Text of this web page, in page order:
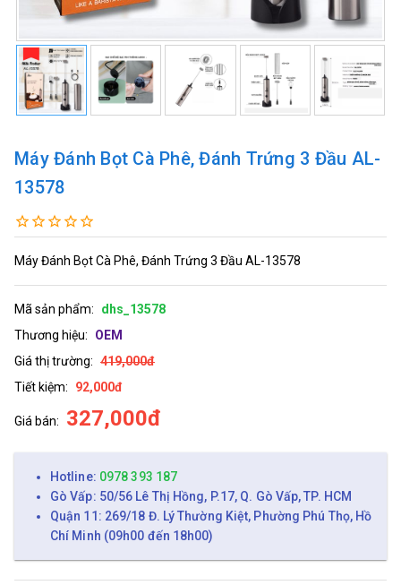
Máy Đánh Bọt Cà Phê, Đánh Trứng 3 Đầu AL-
13578
Máy Đánh Bọt Cà Phê, Đánh Trứng 3 Đầu AL-13578
Mã sản phẩm:
dhs_13578
Thương hiệu:
OEM
Giá thị trường: 419,000đ
Tiết kiệm:
92,000đ
Giá bán: 327,000đ
Hotline: 0978 393 187
Gò Vấp: 50/56 Lê Thị Hồng, P.17, Q. Gò Vấp, TP. HCM
Quận 11: 269/18 Đ. Lý Thường Kiệt, Phường Phú Thọ, Hồ
Chí Minh (09h00 đến 18h00)